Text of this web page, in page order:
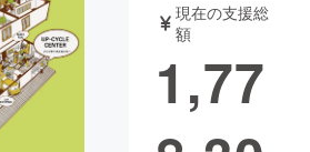
・ガジェット
書籍・雑誌
現在の支援総
額
1,77